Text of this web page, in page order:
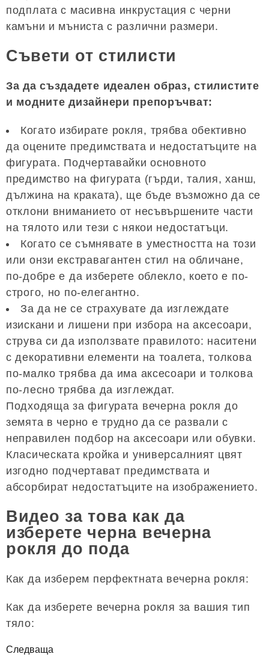
подплата с масивна инкрустация с черни
камъни и мъниста с различни размери.
Съвети от стилисти
За да създадете идеален образ, стилистите
и модните дизайнери препоръчват:
Когато избирате рокля, трябва обективно
да оцените предимствата и недостатъците на
фигурата. Подчертавайки основното
предимство на фигурата (гърди, талия, ханш,
дължина на краката), ще бъде възможно да се
отклони вниманието от несъвършените части
на тялото или тези с някои недостатъци.
Когато се съмнявате в уместността на този
или онзи екстравагантен стил на обличане,
по-добре е да изберете облекло, което е по-
строго, но по-елегантно.
За да не се страхувате да изглеждате
изискани и лишени при избора на аксесоари,
струва си да използвате правилото: наситени
с декоративни елементи на тоалета, толкова
по-малко трябва да има аксесоари и толкова
по-лесно трябва да изглеждат.
Подходяща за фигурата вечерна рокля до
земята в черно е трудно да се развали с
неправилен подбор на аксесоари или обувки.
Класическата кройка и универсалният цвят
изгодно подчертават предимствата и
абсорбират недостатъците на изображението.
Видео за това как да
изберете черна вечерна
рокля до пода
Как да изберем перфектната вечерна рокля:
Как да изберете вечерна рокля за вашия тип
тяло:
Следваща